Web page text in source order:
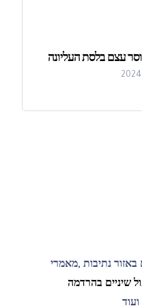
עצם בלסת העליונה
באזור נתיבות ,מאמרי
שיניים בהרדמה